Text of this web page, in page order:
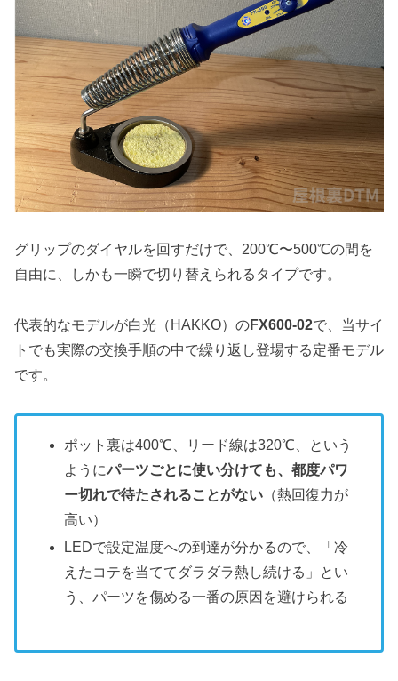
グリップのダイヤルを回すだけで、200℃〜500℃の間を
自由に、しかも一瞬で切り替えられるタイプです。
代表的なモデルが白光（HAKKO）のFX600-02で、当サイ
トでも実際の交換手順の中で繰り返し登場する定番モデル
です。
ポット裏は400℃、リード線は320℃、という
ようにパーツごとに使い分けても、都度パワ
ー切れで待たされることがない （熱回復力が
高い）
LEDで設定温度への到達が分かるので、「冷
えたコテを当ててダラダラ熱し続ける」とい
う、パーツを傷める一番の原因を避けられる